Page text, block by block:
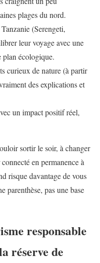
plages du nord.
(Serengeti,
leur voyage avec une
plan écologique.
curieux de nature (à partir
des explications et
un impact positif réel,
sortir le soir, à changer
en permanence à
risque davantage de vous
parenthèse, pas une base
responsable
réserve de